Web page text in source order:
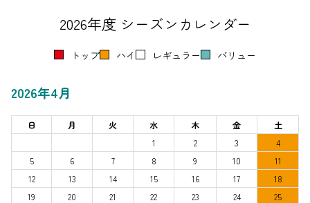
2026年度 シーズンカレンダー
トップ ハイ レギュラー バリュー
2026年4月
日 月 火 水 木 金
土
1
2 3
4
5
6 7 8 9 10
11
12
13 14 15 16 17
18
19
20 21 22 23 24
25